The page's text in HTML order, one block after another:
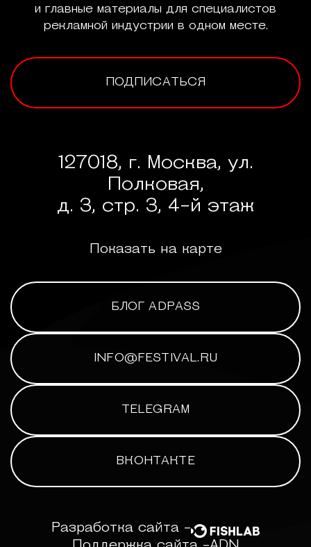
и главные материалы для специалистов
рекламной индустрии в одном месте.
ПОДПИСАТЬСЯ
127018, г. Москва, ул.
Полковая,
д. 3, стр. 3, 4-й этаж
Показать на карте
БЛОГ ADPASS
INFO@FESTIVAL.RU
TELEGRAM
ВКОНТАКТЕ
Разработка сайта -